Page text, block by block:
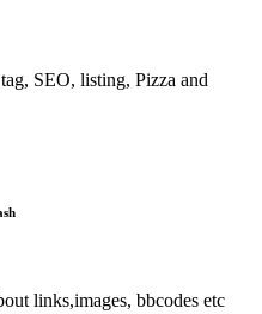
SEO, listing, Pizza and
links,images, bbcodes etc